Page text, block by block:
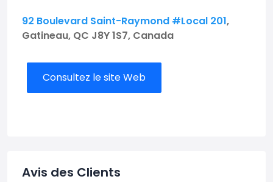
92 Boulevard Saint-Raymond #Local 201,
Gatineau, QC J8Y 1S7, Canada
Consultez le site Web
Avis des Clients